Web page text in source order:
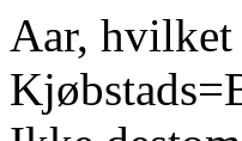
Aar, hvilket